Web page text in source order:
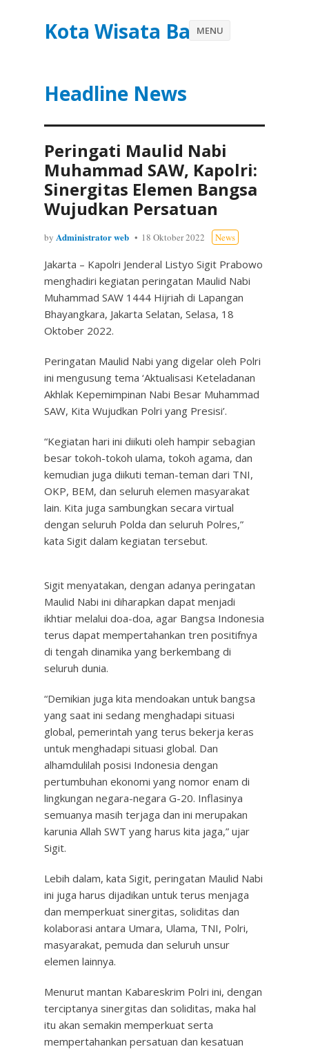
Kota Wisata Batu
Headline News
MENU
Peringati Maulid Nabi
Muhammad SAW, Kapolri:
Sinergitas Elemen Bangsa
Wujudkan Persatuan
by Administrator web 18 Oktober 2022 News
Jakarta – Kapolri Jenderal Listyo Sigit Prabowo
menghadiri kegiatan peringatan Maulid Nabi
Muhammad SAW 1444 Hijriah di Lapangan
Bhayangkara, Jakarta Selatan, Selasa, 18
Oktober 2022.
Peringatan Maulid Nabi yang digelar oleh Polri
ini mengusung tema ‘Aktualisasi Keteladanan
Akhlak Kepemimpinan Nabi Besar Muhammad
SAW, Kita Wujudkan Polri yang Presisi’.
“Kegiatan hari ini diikuti oleh hampir sebagian
besar tokoh-tokoh ulama, tokoh agama, dan
kemudian juga diikuti teman-teman dari TNI,
OKP, BEM, dan seluruh elemen masyarakat
lain. Kita juga sambungkan secara virtual
dengan seluruh Polda dan seluruh Polres,”
kata Sigit dalam kegiatan tersebut.
Sigit menyatakan, dengan adanya peringatan
Maulid Nabi ini diharapkan dapat menjadi
ikhtiar melalui doa-doa, agar Bangsa Indonesia
terus dapat mempertahankan tren positifnya
di tengah dinamika yang berkembang di
seluruh dunia.
“Demikian juga kita mendoakan untuk bangsa
yang saat ini sedang menghadapi situasi
global, pemerintah yang terus bekerja keras
untuk menghadapi situasi global. Dan
alhamdulilah posisi Indonesia dengan
pertumbuhan ekonomi yang nomor enam di
lingkungan negara-negara G-20. Inflasinya
semuanya masih terjaga dan ini merupakan
karunia Allah SWT yang harus kita jaga,” ujar
Sigit.
Lebih dalam, kata Sigit, peringatan Maulid Nabi
ini juga harus dijadikan untuk terus menjaga
dan memperkuat sinergitas, soliditas dan
kolaborasi antara Umara, Ulama, TNI, Polri,
masyarakat, pemuda dan seluruh unsur
elemen lainnya.
Menurut mantan Kabareskrim Polri ini, dengan
terciptanya sinergitas dan soliditas, maka hal
itu akan semakin memperkuat serta
mempertahankan persatuan dan kesatuan